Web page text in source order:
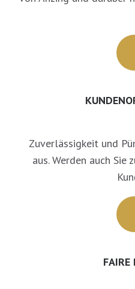
Zuverlässigkeit und
aus. Werden auch Sie
FAIRE